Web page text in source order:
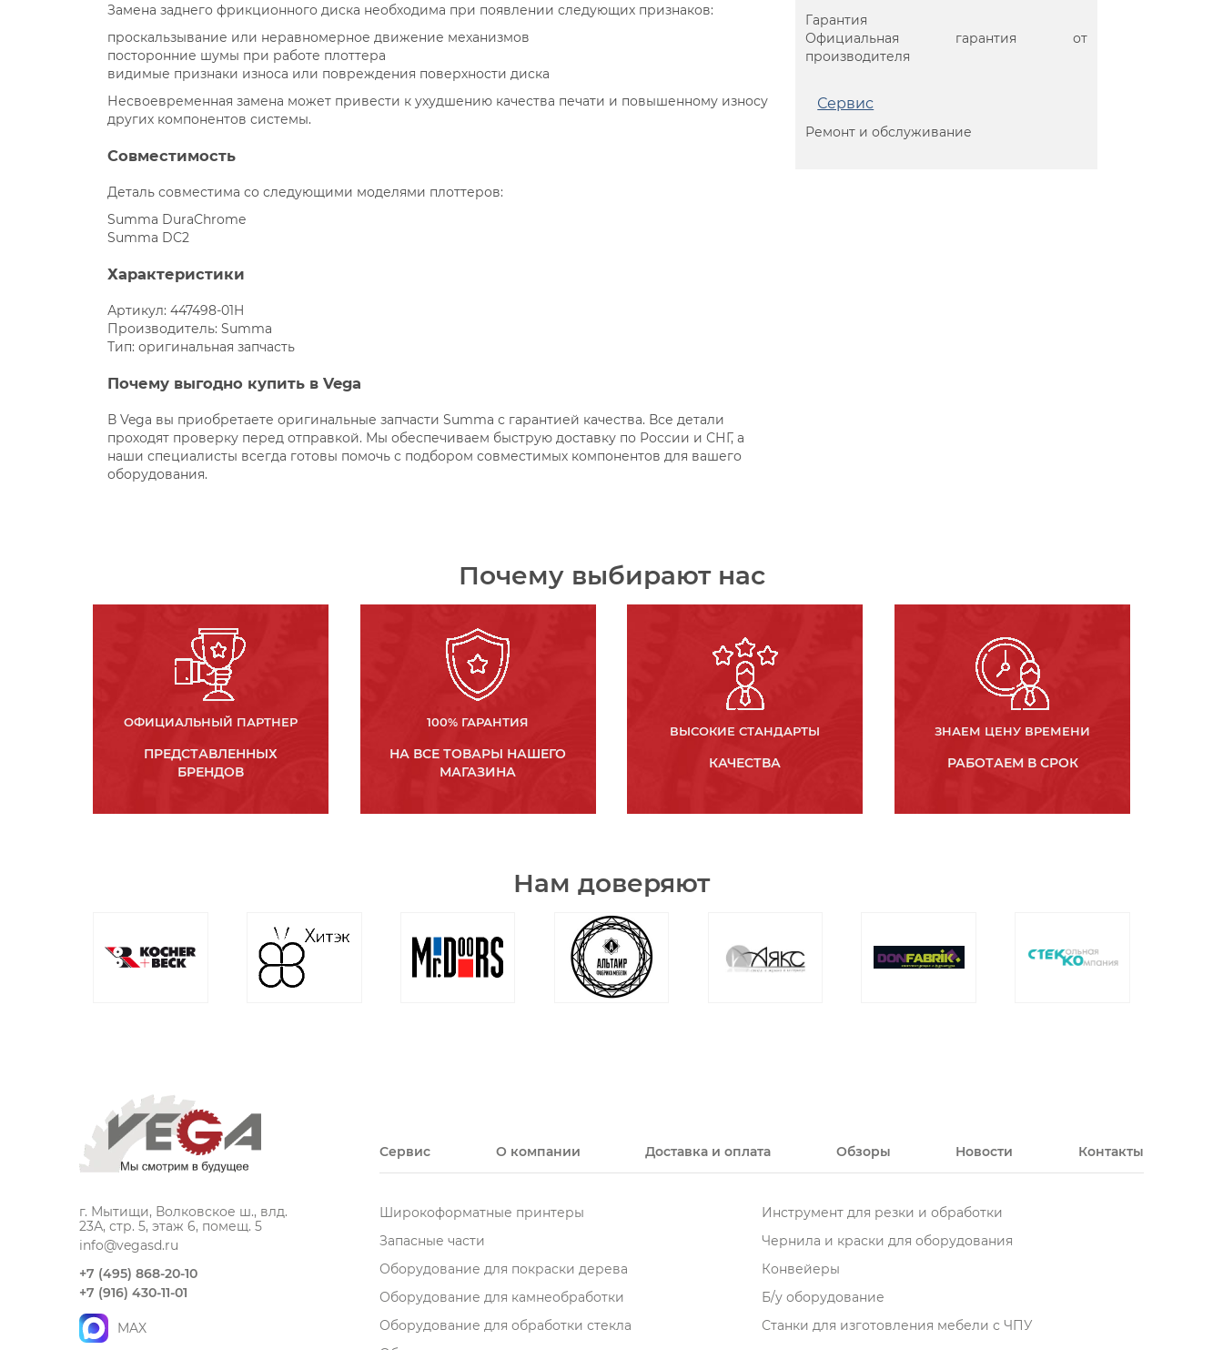
Замена заднего фрикционного диска необходима при появлении следующих признаков:
проскальзывание или неравномерное движение механизмов
посторонние шумы при работе плоттера
видимые признаки износа или повреждения поверхности диска
Несвоевременная замена может привести к ухудшению качества печати и повышенному износу
других компонентов системы.
Совместимость
Деталь совместима со следующими моделями плоттеров:
Summa DuraChrome
Summa DC2
Характеристики
Артикул: 447498-01H
Производитель: Summa
Тип: оригинальная запчасть
Почему выгодно купить в Vega
В Vega вы приобретаете оригинальные запчасти Summa с гарантией качества. Все детали
проходят проверку перед отправкой. Мы обеспечиваем быструю доставку по России и СНГ, а
наши специалисты всегда готовы помочь с подбором совместимых компонентов для вашего
оборудования.
Гарантия
Официальная гарантия от
производителя
Сервис
Ремонт и обслуживание
Почему выбирают нас
ОФИЦИАЛЬНЫЙ ПАРТНЕР
ПРЕДСТАВЛЕННЫХ
БРЕНДОВ
100% ГАРАНТИЯ
НА ВСЕ ТОВАРЫ НАШЕГО
МАГАЗИНА
ВЫСОКИЕ СТАНДАРТЫ
КАЧЕСТВА
ЗНАЕМ ЦЕНУ ВРЕМЕНИ
РАБОТАЕМ В СРОК
Нам доверяют
г. Мытищи, Волковское ш., влд.
23А, стр. 5, этаж 6, помещ. 5
info@vegasd.ru
+7 (495) 868-20-10
+7 (916) 430-11-01
MAX
Сервис О компании Доставка и оплата Обзоры Новости Контакты
Широкоформатные принтеры
Запасные части
Оборудование для покраски дерева
Оборудование для камнеобработки
Оборудование для обработки стекла
Инструмент для резки и обработки
Чернила и краски для оборудования
Конвейеры
Б/у оборудование
Станки для изготовления мебели с ЧПУ